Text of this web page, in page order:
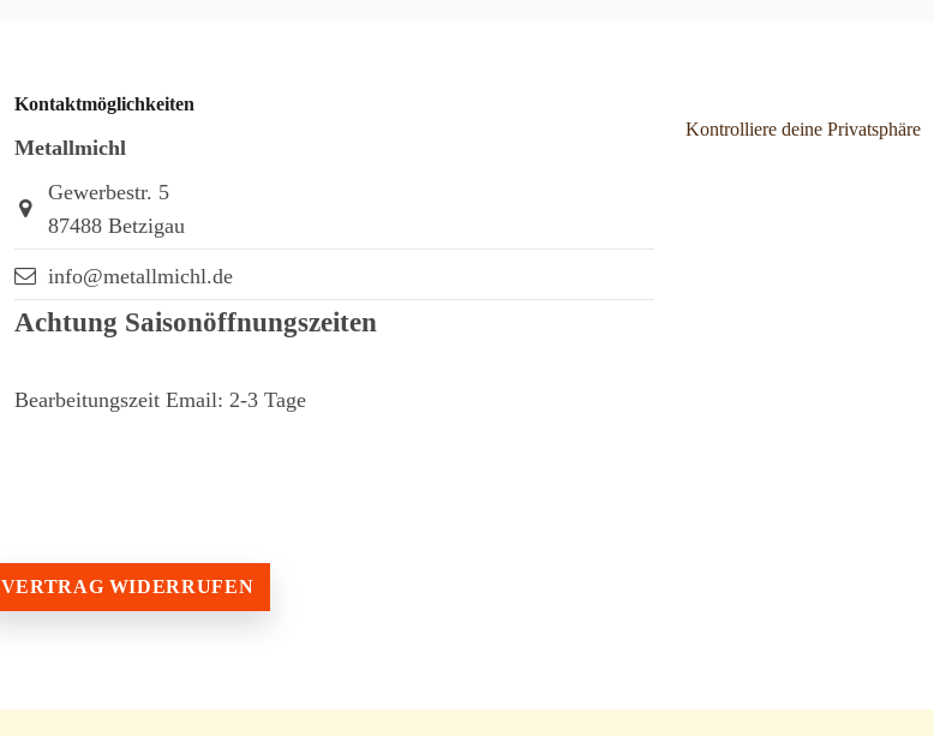
Kontaktmöglichkeiten
Metallmichl
Gewerbestr. 5
87488 Betzigau
info@metallmichl.de
Achtung Saisonöffnungszeiten
Bearbeitungszeit Email: 2-3 Tage
Kontrolliere deine Privatsphäre
VERTRAG WIDERRUFEN